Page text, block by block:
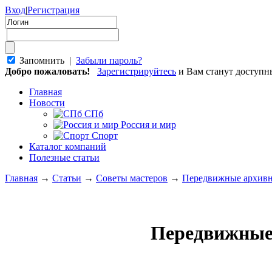
Вход|Регистрация
Запомнить | Забыли пароль?
Добро пожаловать!
Зарегистрируйтесь и Вам станут
Главная
Новости
СПб
Россия и мир
Спорт
Каталог компаний
Полезные статьи
Главная → Статьи → Советы мастеров → Передвижные